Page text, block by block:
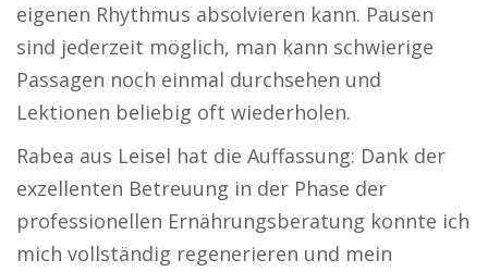
eigenen Rhythmus absolvieren kann. Pausen
sind jederzeit möglich, man kann schwierige
Passagen noch einmal durchsehen und
Lektionen beliebig oft wiederholen.
Rabea aus Leisel hat die Auffassung: Dank der
exzellenten Betreuung in der Phase der
professionellen Ernährungsberatung konnte ich
mich vollständig regenerieren und mein